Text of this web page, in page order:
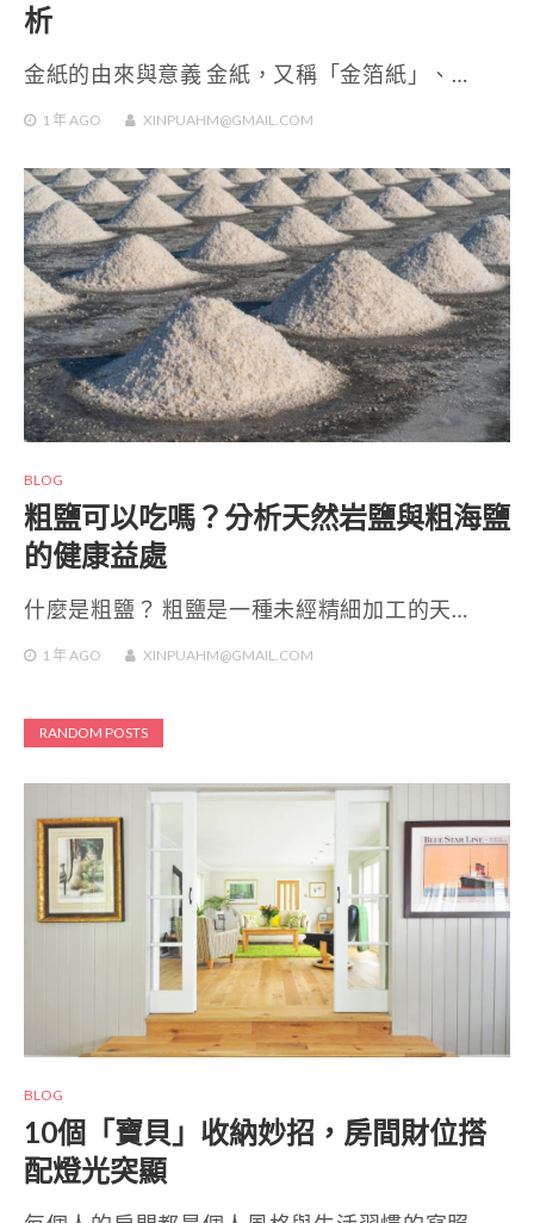
析
金紙的由來與意義 金紙，又稱「金箔紙」、…
1 年 AGO XINPUAHM@GMAIL.COM
BLOG
粗鹽可以吃嗎？分析天然岩鹽與粗海鹽
的健康益處
什麼是粗鹽？ 粗鹽是一種未經精細加工的天…
1 年 AGO XINPUAHM@GMAIL.COM
RANDOM POSTS
BLOG
10個「寶貝」收納妙招，房間財位搭
配燈光突顯